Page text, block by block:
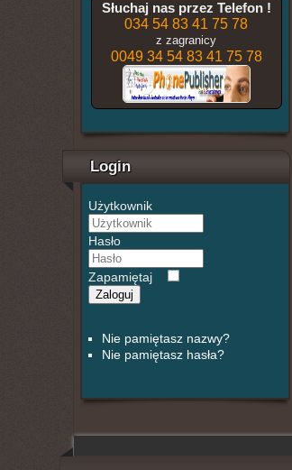
Słuchaj nas przez Telefon !
034 54 83 41 75 78
z zagranicy
0049 34 54 83 41 75 78
Login
Użytkownik
Hasło
Zapamiętaj
Zaloguj
Nie pamiętasz nazwy?
Nie pamiętasz hasła?